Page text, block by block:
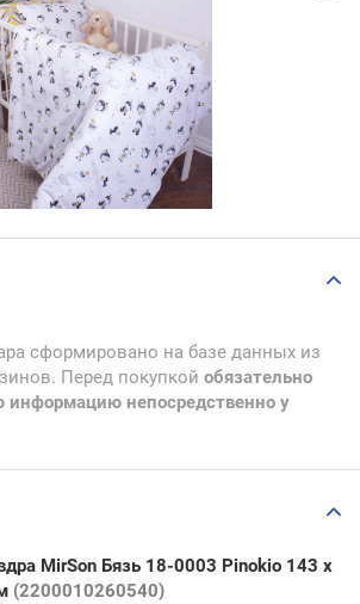
сформировано на базе данных из
Перед покупкой обязательно
информацию непосредственно у
MirSon Бязь 18-0003 Pinokio 143 x
(2200010260540)